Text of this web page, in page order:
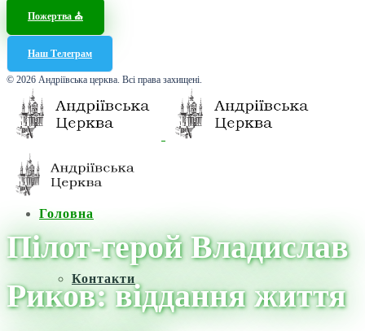
Пожертва ⛪️
Наш Телеграм
© 2026 Андріївська церква. Всі права захищені.
Головна
Контакти
Пілот-герой Владислав
Риков: віддання життя